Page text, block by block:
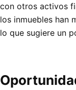
con otros activos
los inmuebles han
lo que sugiere un